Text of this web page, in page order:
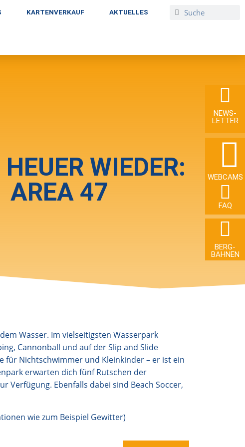
KARTENVERKAUF AKTUELLES
WIEDER:
AREA 47
Wasser. Im vielseitigsten Wasserpark
Cannonball und auf der Slip and Slide
für Nichtschwimmer und Kleinkinder – er ist ein
erwarten dich fünf Rutschen der
Verfügung. Ebenfalls dabei sind Beach Soccer,
wie zum Beispiel Gewitter)
NEWS­
LETTER
WEBCAMS
FAQ
BERG­
BAHNEN